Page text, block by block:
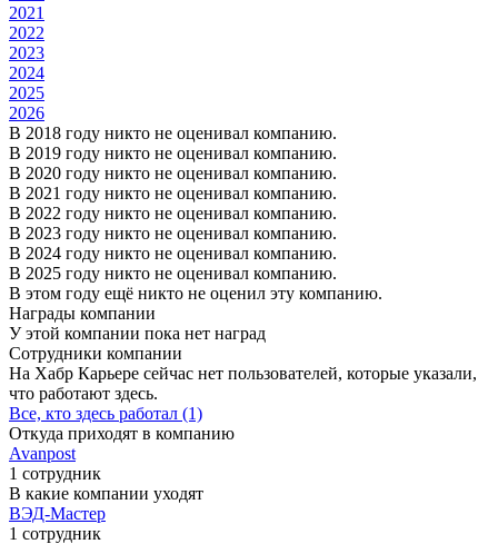
2021
2022
2023
2024
2025
2026
В 2018 году никто не оценивал компанию.
В 2019 году никто не оценивал компанию.
В 2020 году никто не оценивал компанию.
В 2021 году никто не оценивал компанию.
В 2022 году никто не оценивал компанию.
В 2023 году никто не оценивал компанию.
В 2024 году никто не оценивал компанию.
В 2025 году никто не оценивал компанию.
В этом году ещё никто не оценил эту компанию.
Награды компании
У этой компании пока нет наград
Сотрудники компании
На Хабр Карьере сейчас нет пользователей, которые указали,
что работают здесь.
Все, кто здесь работал (1)
Откуда приходят в компанию
Avanpost
1 сотрудник
В какие компании уходят
ВЭД-Мастер
1 сотрудник